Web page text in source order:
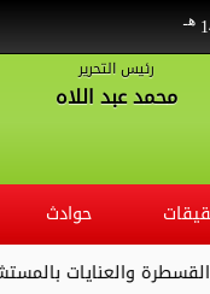
هـ
رئيس التحرير
محمد عبد اللاه
حوادث
بالمستشفى ...